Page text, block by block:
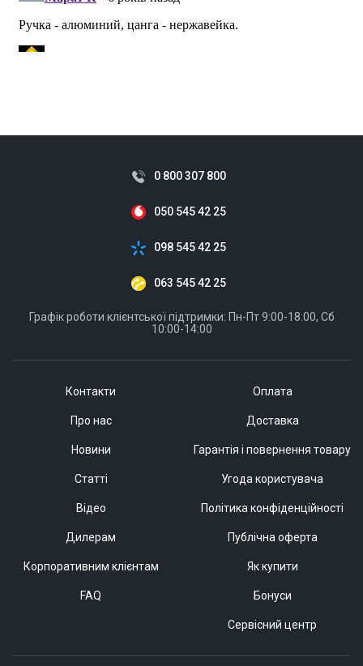
Контакти
Про нас
Новини
Статті
Відео
Дилерам
Корпоративним клієнтам
FAQ
Оплата
Доставка
Гарантія і повернення товару
Угода користувача
Політика конфіденційності
Публічна оферта
Як купити
Бонуси
Сервісний центр
0 800 307 800
050 545 42 25
098 545 42 25
063 545 42 25
Графік роботи клієнтської підтримки: Пн-Пт 9:00-18:00, Сб
10:00-14:00